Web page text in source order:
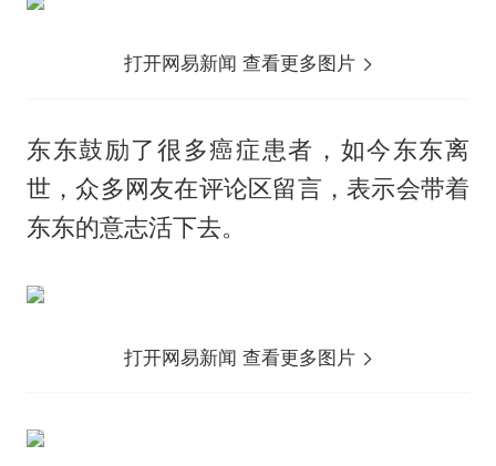
打开网易新闻 查看更多图片
东东鼓励了很多癌症患者，如今东东离
世，众多网友在评论区留言，表示会带着
东东的意志活下去。
打开网易新闻 查看更多图片